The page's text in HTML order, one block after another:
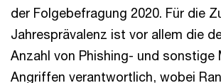
der Folgebefragung 2020. Für die
Jahresprävalenz ist vor allem die
Anzahl von Phishing- und sonstige
Angriffen verantwortlich, wobei